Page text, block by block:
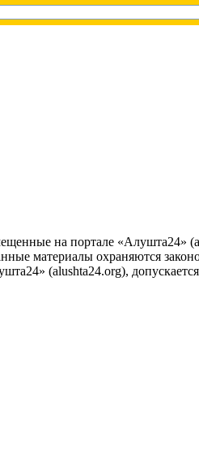
на портале «Алушта24»
материалы охраняются
(alushta24.org),